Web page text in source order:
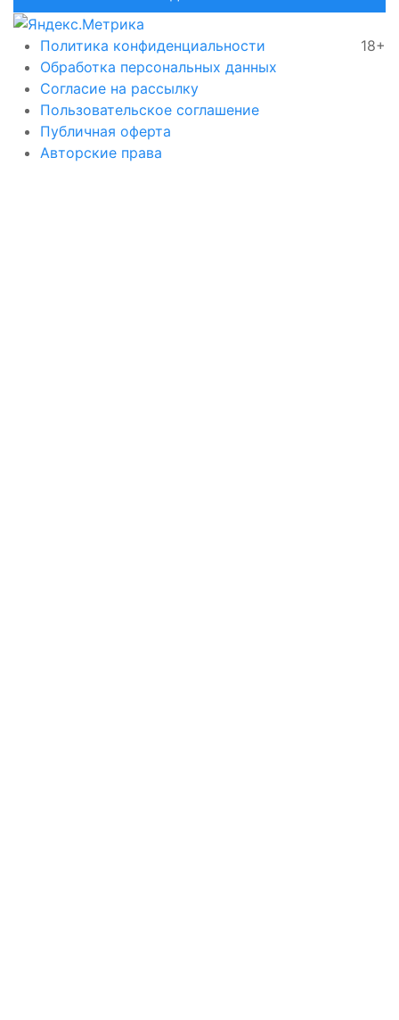
Политика конфиденциальности
Обработка персональных данных
Согласие на рассылку
Пользовательское соглашение
Публичная оферта
Авторские права
18+